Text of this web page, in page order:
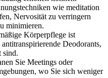
wie meditation
Nervosität zu verringern
minimieren.
Körperpflege ist
Deodorants,
sind.
Sie Meetings oder
wo ‌Sie sich weniger⁣